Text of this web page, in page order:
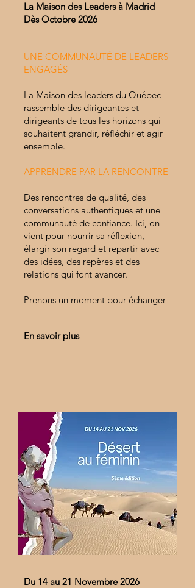
La Maison des Leaders à Madrid
Dès Octobre 2026
UNE COMMUNAUTÉ DE LEADERS
ENGAGÉS
La Maison des leaders du Québec
rassemble des dirigeantes et
dirigeants de tous les horizons qui
souhaitent grandir, réfléchir et agir
ensemble.
APPRENDRE PAR LA RENCONTRE
Des rencontres de qualité, des
conversations authentiques et une
communauté de confiance. Ici, on
vient pour nourrir sa réflexion,
élargir son regard et repartir avec
des idées, des repères et des
relations qui font avancer.
Prenons un moment pour échanger
En savoir plus
Du 14 au 21 Novembre 2026